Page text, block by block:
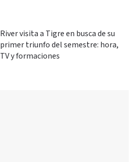
River visita a Tigre en busca de su
primer triunfo del semestre: hora,
TV y formaciones